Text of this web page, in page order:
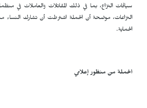
سياقات النزاع، بما في ذلك المقاتلات والعاملات في
النزاعات، موضحة أن الحملة اشترطت أن تشارك النساء
الحماية.
الحملة من منظور إعلامي